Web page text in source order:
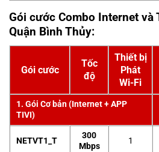
Gói cước Combo Internet và
Quận Bình Thủy:
Gói cước
Tốc
độ
Thiết bị
Phát
Wi-Fi
1. Gói Cơ bản (Internet + APP
TIVI)
NETVT1_T
300
Mbps
1